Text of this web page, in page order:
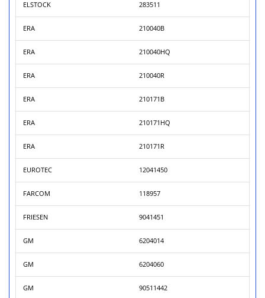
ELSTOCK 283511
ERA 210040B
ERA 210040HQ
ERA 210040R
ERA 210171B
ERA 210171HQ
ERA 210171R
EUROTEC 12041450
FARCOM 118957
FRIESEN 9041451
GM 6204014
GM 6204060
GM 90511442